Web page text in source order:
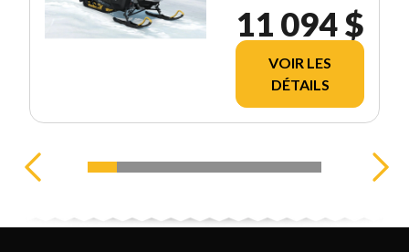
11 094 $
VOIR LES
DÉTAILS